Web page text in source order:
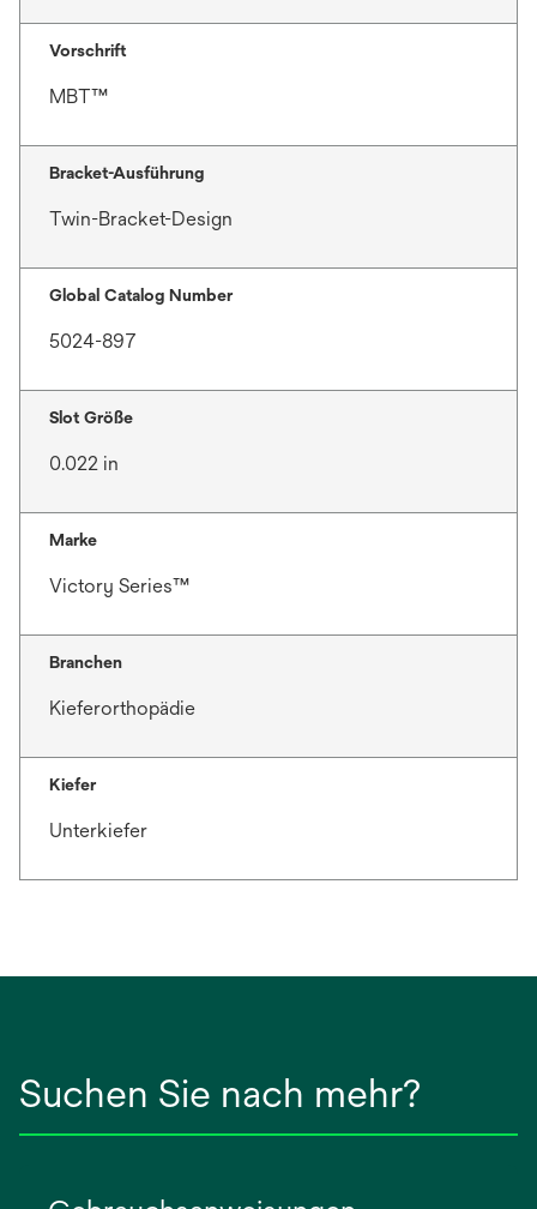
Vorschrift
MBT™
Bracket-Ausführung
Twin-Bracket-Design
Global Catalog Number
5024-897
Slot Größe
0.022 in
Marke
Victory Series™
Branchen
Kieferorthopädie
Kiefer
Unterkiefer
Suchen Sie nach mehr?